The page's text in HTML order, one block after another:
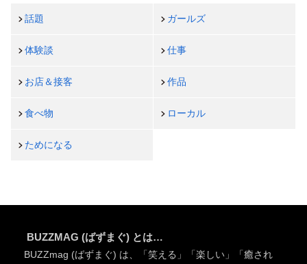
話題 ガールズ
体験談 仕事
お店＆接客 作品
食べ物 ローカル
ためになる
BUZZMAG (ばずまぐ) とは…
BUZZmag (ばずまぐ) は、「笑える」「楽しい」「癒され